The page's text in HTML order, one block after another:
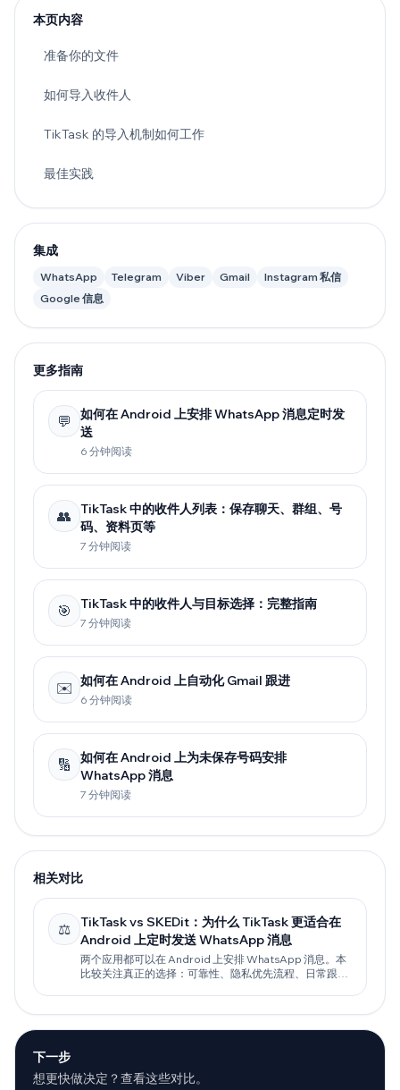
本页内容
准备你的文件
如何导入收件人
TikTask 的导入机制如何工作
最佳实践
集成
WhatsApp Telegram Viber Gmail
Instagram 私信
Google 信息
更多指南
💬
如何在 Android 上安排 WhatsApp 消息定时发
送
6 分钟阅读
👥
TikTask 中的收件人列表：保存聊天、群组、号
码、资料页等
7 分钟阅读
🎯 TikTask 中的收件人与目标选择：完整指南
7 分钟阅读
✉️ 如何在 Android 上自动化 Gmail 跟进
6 分钟阅读
🔢
如何在 Android 上为未保存号码安排
WhatsApp 消息
7 分钟阅读
相关对比
⚖️
TikTask vs SKEDit：为什么 TikTask 更适合在
Android 上定时发送 WhatsApp 消息
两个应用都可以在 Android 上安排 WhatsApp 消息。本
比较关注真正的选择：可靠性、隐私优先流程、日常跟
下一步
想更快做决定？查看这些对比。